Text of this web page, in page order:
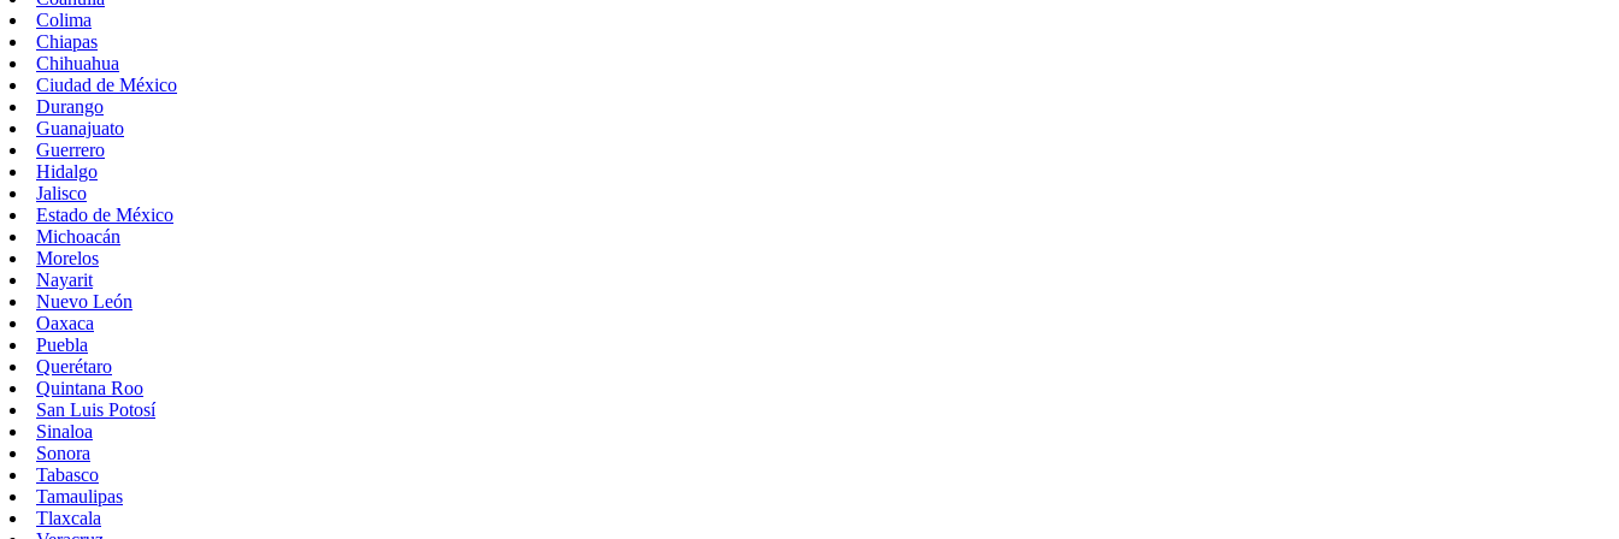
Colima
Chiapas
Chihuahua
Ciudad de México
Durango
Guanajuato
Guerrero
Hidalgo
Jalisco
Estado de México
Michoacán
Morelos
Nayarit
Nuevo León
Oaxaca
Puebla
Querétaro
Quintana Roo
San Luis Potosí
Sinaloa
Sonora
Tabasco
Tamaulipas
Tlaxcala